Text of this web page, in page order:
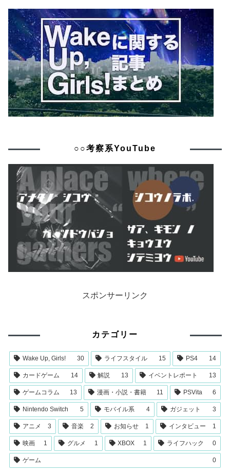
○○考察系YouTube
スポンサーリンク
カテゴリー
Wake Up, Girls! 30 ライフスタイル 15 PS4 14
カードゲーム 14 解説 13 イベントレポート 13
ゲームコラム 13 漫画・小説・書籍 11 PSVita 6
Nintendo Switch 5 モバイル系 4 ガジェット 3
アニメ 3 音楽 2 お知らせ 1 インタビュー 1
映画 1 グルメ 1 XBOX 1 ライフハック 0
ゲーム 0